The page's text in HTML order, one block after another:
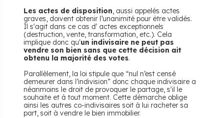
Les actes de disposition, aussi appelés actes
graves, doivent obtenir l’unanimité pour être validés.
Il s'agit dans ce cas d' actes exceptionnels
(destruction, vente, transformation, etc.). Cela
implique donc qu'un indivisaire ne peut pas
vendre son bien sans que cette décision ait
obtenu la majorité des votes.
Parallèlement, la loi stipule que “nul n’est censé
demeurer dans l’indivision” donc chaque indivisaire a
néanmoins le droit de provoquer le partage, s'il le
souhaite et à tout moment. Cette démarche oblige
ainsi les autres co-indivisaires soit à lui racheter sa
part, soit à vendre le bien immobilier.